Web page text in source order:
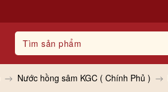
Nước hồng sâm KGC ( Chính Phủ )